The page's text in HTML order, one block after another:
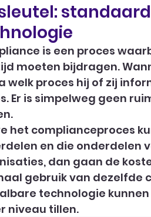
is een proces
moeten bijdragen.
welk proces hij of zij
Er is simpelweg geen
het complianceproces
en die onderdelen
dan gaan de
gebruik van dezelfde
technologie
niveau tillen.